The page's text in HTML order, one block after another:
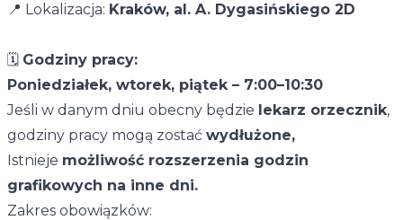
📍 Lokalizacja: Kraków, al. A. Dygasińskiego 2D
🗓 Godziny pracy:
Poniedziałek, wtorek, piątek – 7:00–10:30
Jeśli w danym dniu obecny będzie lekarz orzecznik,
godziny pracy mogą zostać wydłużone,
Istnieje możliwość rozszerzenia godzin
grafikowych na inne dni.
Zakres obowiązków: